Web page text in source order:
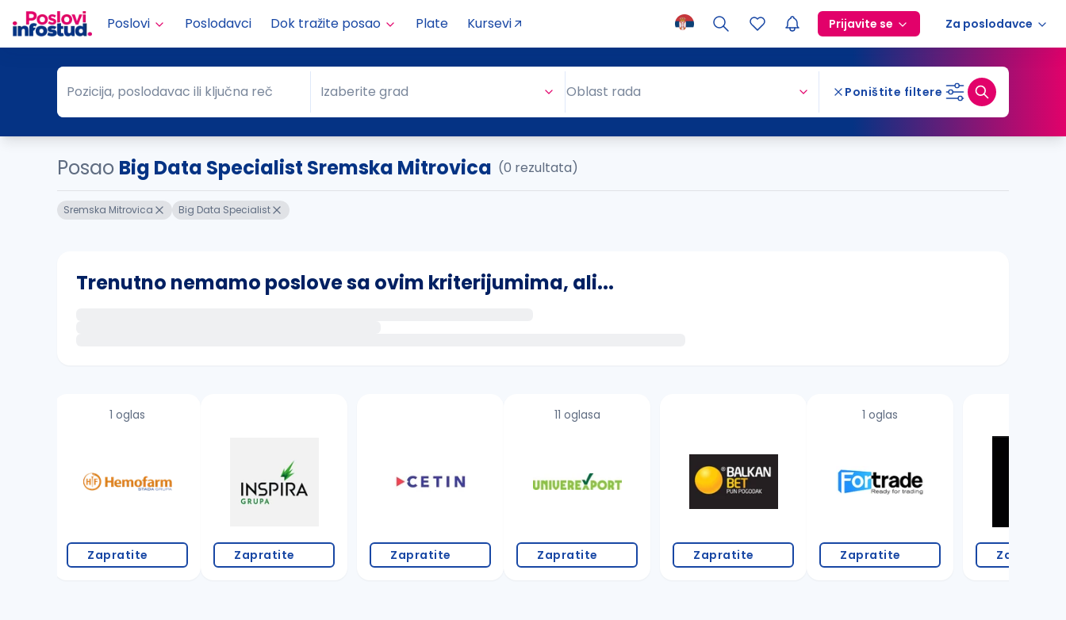
Poslovi Poslodavci Dok tražite posao Plate Kursevi Prijavite se Za poslodavce
Pozicija, poslodavac ili ključna reč
Pozicija, poslodavac ili ključna reč Grad
Izaberite grad Oblast rada Poništite filtere
Posao Big Data Specialist Sremska Mitrovica (0 rezultata)
Sremska Mitrovica Big Data Specialist
Trenutno nemamo poslove sa ovim kriterijumima, ali...
proverite pravopisne greške (koristite č, ć, š, đ, ž, dž)
povećajte radijus za odabrani grad
1 oglas
Zapratite Zapratite Zapratite
11 oglasa
Zapratite Zapratite
1 oglas
Zapratite Zapratite